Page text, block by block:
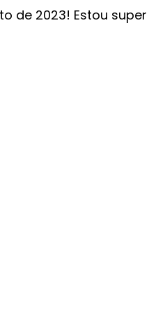
de 2023! Estou